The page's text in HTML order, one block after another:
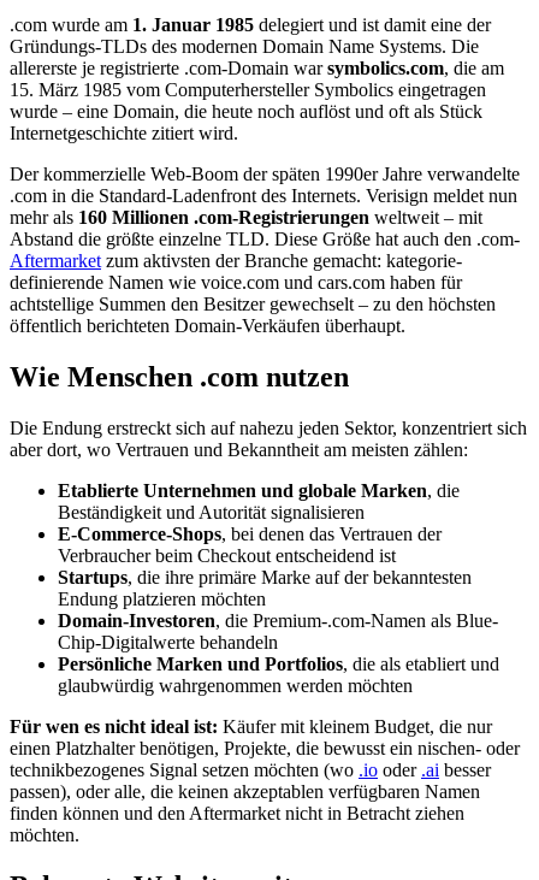
.com wurde am 1. Januar 1985 delegiert und ist damit eine der
Gründungs-TLDs des modernen Domain Name Systems. Die
allererste je registrierte .com-Domain warsymbolics.com, die am
15. März 1985 vom Computerhersteller Symbolics eingetragen
wurde – eine Domain, die heute noch auflöst und oft als Stück
Internetgeschichte zitiert wird.
Der kommerzielle Web-Boom der späten 1990er Jahre verwandelte
.com in die Standard-Ladenfront des Internets. Verisign meldet nun
mehr als 160 Millionen .com-Registrierungen weltweit – mit
Abstand die größte einzelne TLD. Diese Größe hat auch den .com-
Aftermarket zum aktivsten der Branche gemacht: kategorie-
definierende Namen wie voice.com und cars.com haben für
achtstellige Summen den Besitzer gewechselt – zu den höchsten
öffentlich berichteten Domain-Verkäufen überhaupt.
Wie Menschen .com nutzen
Die Endung erstreckt sich auf nahezu jeden Sektor, konzentriert sich
aber dort, wo Vertrauen und Bekanntheit am meisten zählen:
Etablierte Unternehmen und globale Marken, die
Beständigkeit und Autorität signalisieren
E-Commerce-Shops, bei denen das Vertrauen der
Verbraucher beim Checkout entscheidend ist
Startups, die ihre primäre Marke auf der bekanntesten
Endung platzieren möchten
Domain-Investoren, die Premium-.com-Namen als Blue-
Chip-Digitalwerte behandeln
Persönliche Marken und Portfolios, die als etabliert und
glaubwürdig wahrgenommen werden möchten
Für wen es nicht ideal ist: Käufer mit kleinem Budget, die nur
einen Platzhalter benötigen, Projekte, die bewusst ein nischen- oder
technikbezogenes Signal setzen möchten (wo .io oder .ai besser
passen), oder alle, die keinen akzeptablen verfügbaren Namen
finden können und den Aftermarket nicht in Betracht ziehen
möchten.